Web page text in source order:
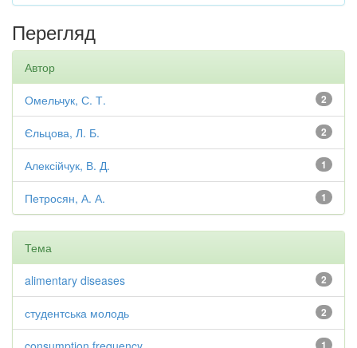
Перегляд
Автор
2
Омельчук, С. Т.
2
Єльцова, Л. Б.
1
Алексійчук, В. Д.
1
Петросян, А. А.
Тема
2
alimentary diseases
2
студентська молодь
1